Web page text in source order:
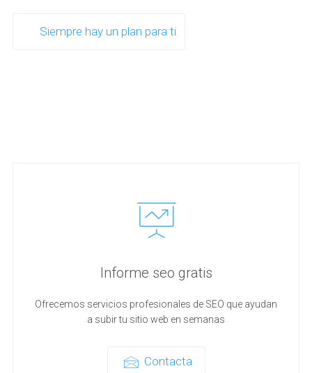
Siempre hay un plan para ti
Informe seo gratis
Ofrecemos servicios profesionales de SEO que ayudan
a subir tu sitio web en semanas
Contacta